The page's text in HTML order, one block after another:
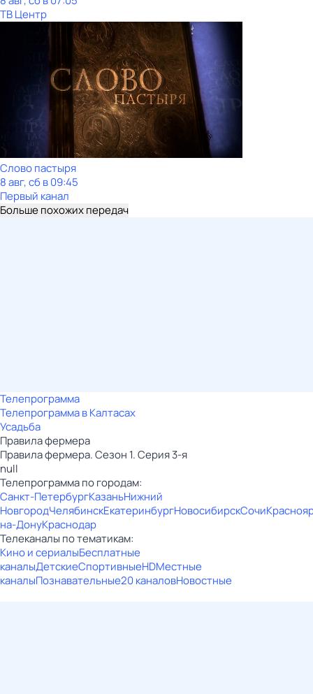
ТВ Центр
Слово пастыря
8 авг, сб в 09:45
Первый канал
Больше похожих передач
Телепрограмма
Телепрограмма в Калтасах
Усадьба
Правила фермера
Правила фермера. Сезон 1. Серия 3-я
null
Телепрограмма по городам:
Санкт-ПетербургКазаньНижний
НовгородЧелябинскЕкатеринбургНовосибирскСочи
на-ДонуКраснодар
Телеканалы по тематикам:
Кино и сериалыБесплатные
каналыДетскиеСпортивныеHDМестные
каналыПознавательные20 каналовНовостные